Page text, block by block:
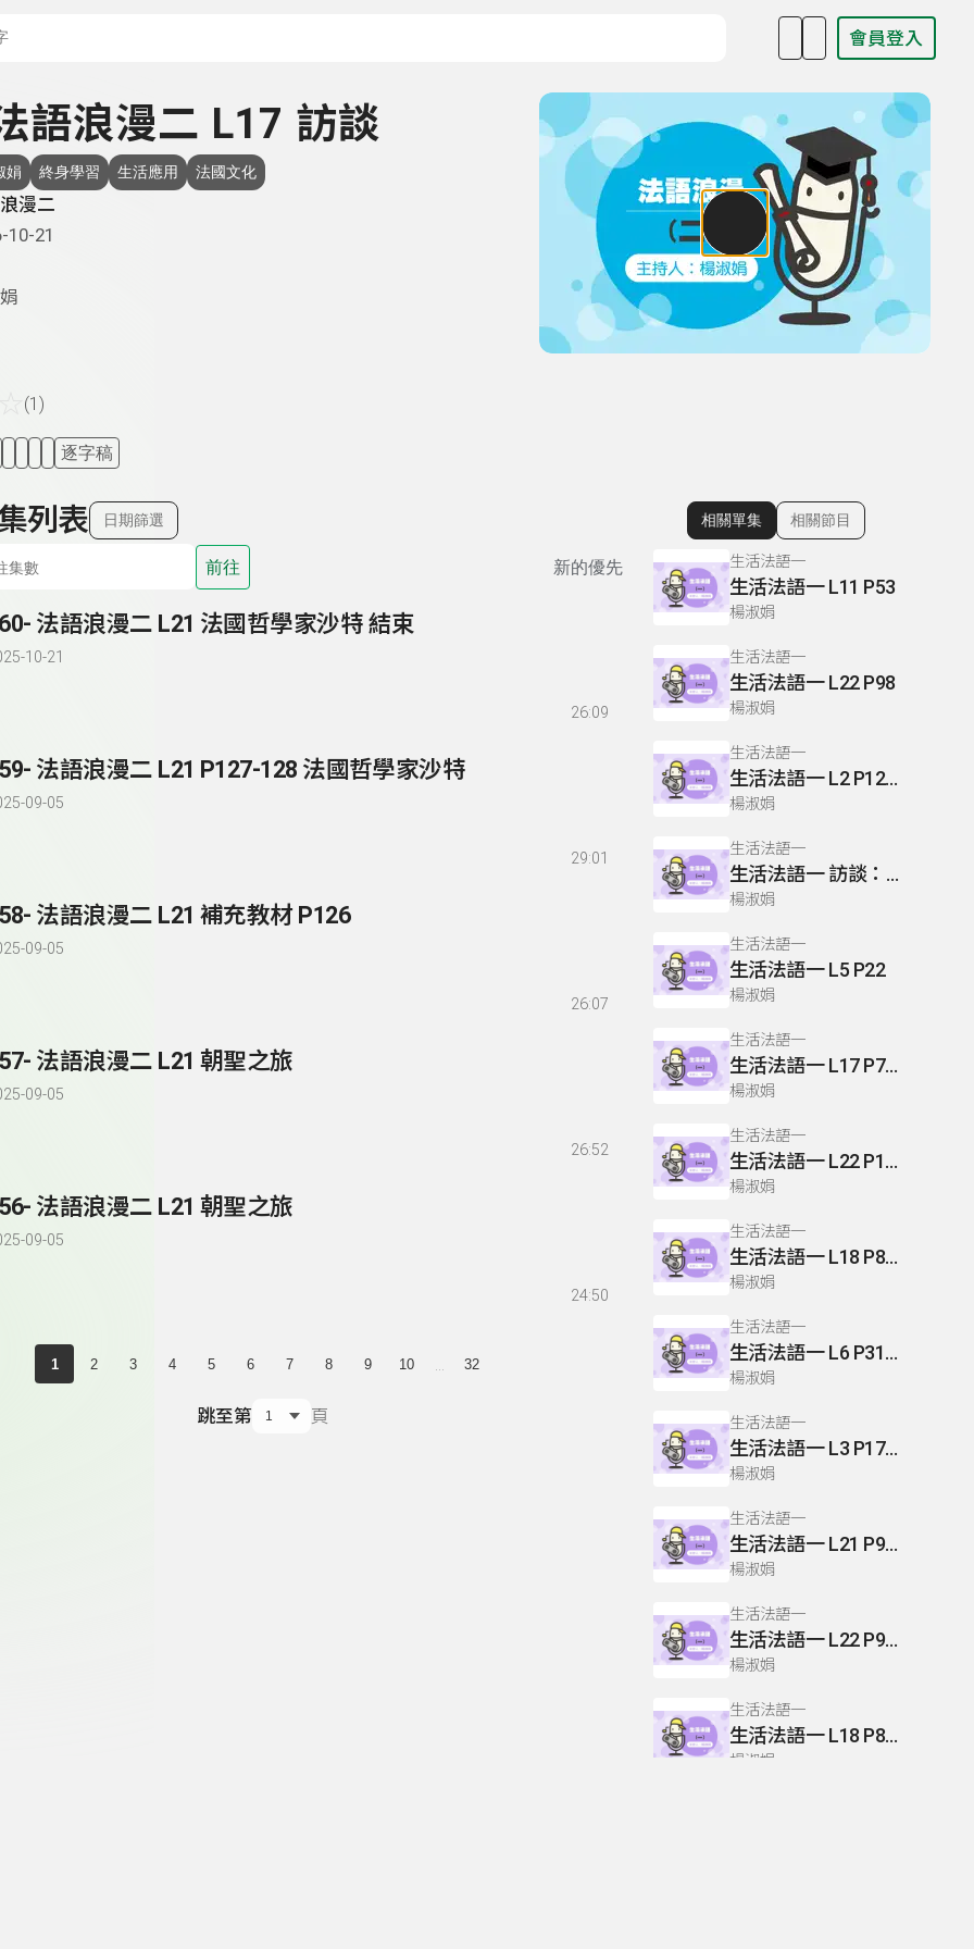
會員登入
語浪漫二 L17 訪談
娟 終身學習 生活應用 法國文化
漫二
10-21
(1)
逐字稿
列表 日期篩選
前往 新的優先
法語浪漫二 L21 法國哲學家沙特 結束
10-21
26:09
法語浪漫二 L21 P127-128 法國哲學家沙特
09-05
29:01
法語浪漫二 L21 補充教材 P126
09-05
26:07
法語浪漫二 L21 朝聖之旅
09-05
26:52
法語浪漫二 L21 朝聖之旅
09-05
24:50
1 2 3 4 5 6 7 8 9 10 32
跳至第 頁
顯示相關單集
相關單集 相關節目
生活法語一
生活法語一 L11 P53
楊淑娟
生活法語一
生活法語一 L22 P98
楊淑娟
生活法語一
生活法語一 L2 P12-13
楊淑娟
生活法語一
生活法語一 訪談：留法經驗
楊淑娟
生活法語一
生活法語一 L5 P22
楊淑娟
生活法語一
生活法語一 L17 P79 L18 P78-79
楊淑娟
生活法語一
生活法語一 L22 P103-104
楊淑娟
生活法語一
生活法語一 L18 P80.82-83
楊淑娟
生活法語一
生活法語一 L6 P31 L7 P32-33
楊淑娟
生活法語一
生活法語一 L3 P17 L14 P19
楊淑娟
生活法語一
生活法語一 L21 P94.96
楊淑娟
生活法語一
生活法語一 L22 P99-100
楊淑娟
生活法語一
生活法語一 L18 P82.80
楊淑娟